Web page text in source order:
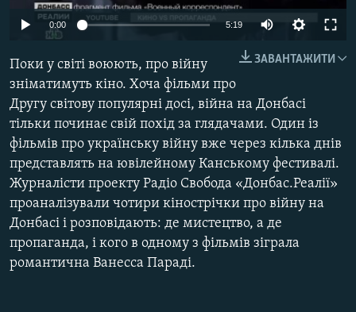
ФОТО
СПЕЦПРОЄКТИ
ПОДКАСТИ
КРИМ РЕАЛІЇ
РУС
УКР
КТАТ
ДОЛУЧАЙСЯ!
0:00 5:19
ЗАВАНТАЖИТИ
Поки у світі воюють, про війну
зніматимуть кіно. Хоча фільми про
Другу світову популярні досі, війна на Донбасі
тільки починає свій похід за глядачами. Один із
фільмів про українську війну вже через кілька днів
представлять на ювілейному Канському фестивалі.
Журналісти проекту Радіо Свобода «Донбас.Реалії»
проаналізували чотири кінострічки про війну на
Донбасі і розповідають: де мистецтво, а де
пропаганда, і кого в одному з фільмів зіграла
романтична Ванесса Параді.